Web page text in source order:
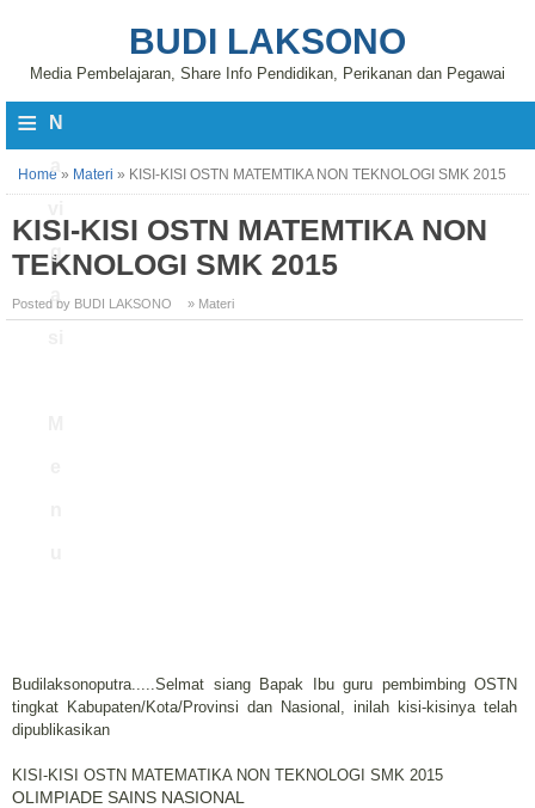
BUDI LAKSONO
Media Pembelajaran, Share Info Pendidikan, Perikanan dan Pegawai
≡ N
g
a
Home » Materi » KISI-KISI OSTN MATEMTIKA NON TEKNOLOGI SMK 2015
KISI-KISI OSTN MATEMTIKA NON
TEKNOLOGI SMK 2015
Posted by BUDI LAKSONO » Materi
Budilaksonoputra.....Selmat siang Bapak Ibu guru pembimbing OSTN
tingkat Kabupaten/Kota/Provinsi dan Nasional, inilah kisi-kisinya telah
dipublikasikan
KISI-KISI OSTN MATEMATIKA NON TEKNOLOGI SMK 2015
OLIMPIADE SAINS NASIONAL